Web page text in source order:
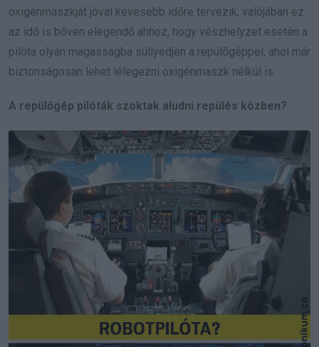
oxigénmaszkját jóval kevesebb időre tervezik, valójában ez
az idő is bőven elegendő ahhoz, hogy vészhelyzet esetén a
pilóta olyan magasságba süllyedjen a repülőgéppel, ahol már
biztonságosan lehet lélegezni oxigénmaszk nélkül is.
A repülőgép pilóták szoktak aludni repülés közben?